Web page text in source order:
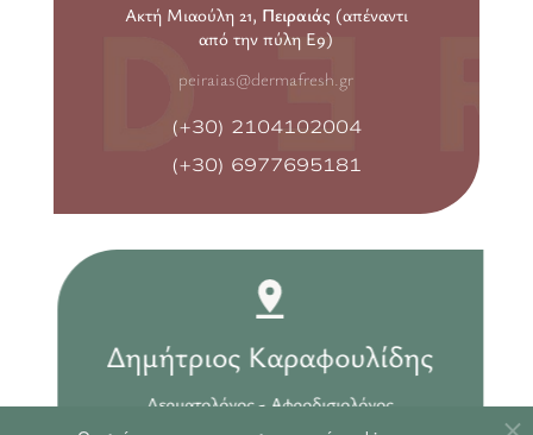
Ακτή Μιαούλη 21, Πειραιάς (απέναντι
από την πύλη Ε9)
peiraias@dermafresh.gr
(+30) 2104102004
(+30) 6977695181
Δημήτριος Καραφουλίδης
Δερματολόγος - Αφροδισιολόγος